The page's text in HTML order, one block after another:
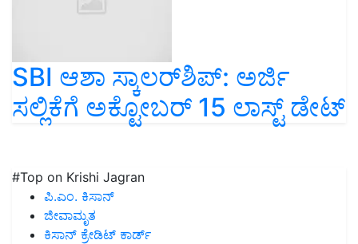
SBI ಆಶಾ ಸ್ಕಾಲರ್‌ಶಿಪ್‌: ಅರ್ಜಿ
ಸಲ್ಲಿಕೆಗೆ ಅಕ್ಟೋಬರ್‌ 15 ಲಾಸ್ಟ್‌ ಡೇಟ್‌
#Top on Krishi Jagran
ಪಿ.ಎಂ. ಕಿಸಾನ್
ಜೀವಾಮೃತ
ಕಿಸಾನ್ ಕ್ರೇಡಿಟ್ ಕಾರ್ಡ್